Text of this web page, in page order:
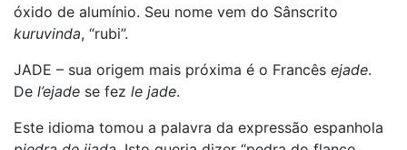
óxido de alumínio. Seu nome vem do Sânscrito
kuruvinda, “rubi”.
JADE – sua origem mais próxima é o Francês ejade.
De l’ejade se fez le jade.
Este idioma tomou a palavra da expressão espanhola